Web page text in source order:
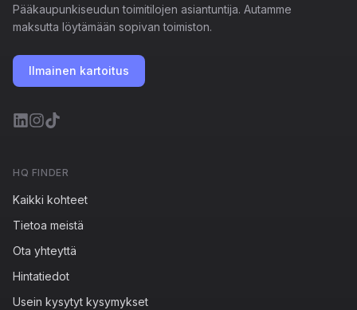
Pääkaupunkiseudun toimitilojen asiantuntija. Autamme
maksutta löytämään sopivan toimiston.
Ilmainen kartoitus
HQ FINDER
Kaikki kohteet
Tietoa meistä
Ota yhteyttä
Hintatiedot
Usein kysytyt kysymykset